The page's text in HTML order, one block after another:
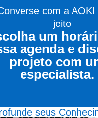
com a AOKI
jeito
um
agenda e
projeto com
especialista.
seus